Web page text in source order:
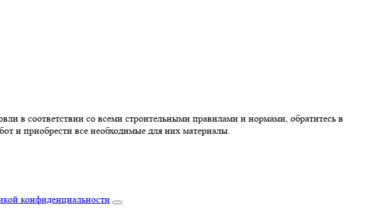
в соответствии со всеми строительными правилами и нормами, обратитесь в
и приобрести все необходимые для них материалы.
конфиденциальности